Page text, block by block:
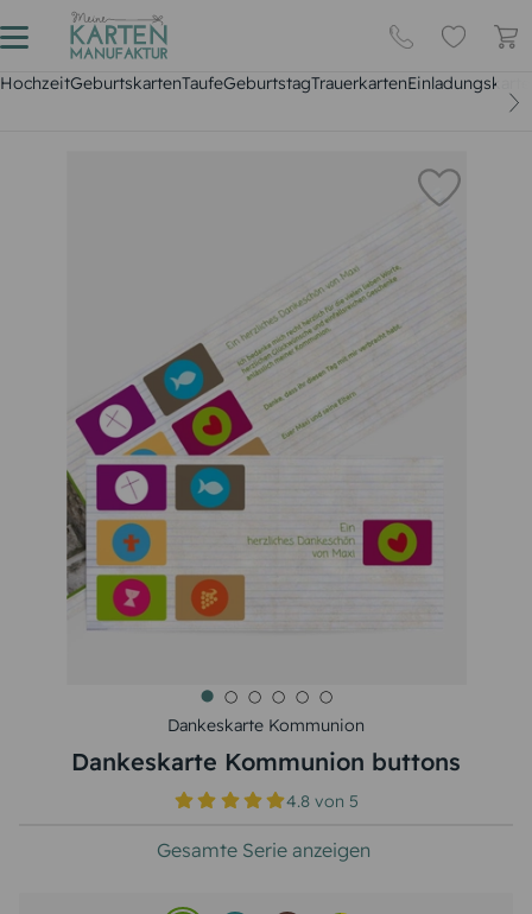
HochzeitGeburtskartenTaufeGeburtstagTrauerkarten
Dankeskarte Kommunion
Dankeskarte Kommunion buttons
4.8 von5
Gesamte Serie anzeigen